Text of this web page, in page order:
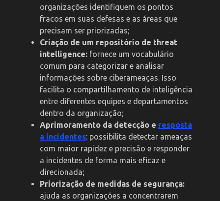
organizações identifiquem os pontos
fracos em suas defesas e as áreas que
precisam ser priorizadas;
Criação de um repositório de threat
intelligence: fornece um vocabulário
comum para categorizar e analisar
informações sobre ciberameaças. Isso
facilita o compartilhamento de inteligência
entre diferentes equipes e departamentos
dentro da organização;
Aprimoramento da detecção e resposta
a incidentes: possibilita detectar ameaças
com maior rapidez e precisão e responder
a incidentes de forma mais eficaz e
direcionada;
Priorização de medidas de segurança:
ajuda as organizações a concentrarem